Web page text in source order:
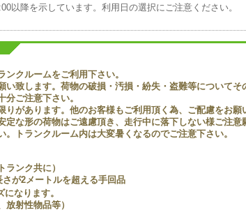
以降を示しています。利用日の選択にご注意ください。
クルームをご利用下さい。
い致します。荷物の破損・汚損・紛失・盗難等についてそ
ご注意下さい。
りがあります。他のお客様もご利用頂く為、ご配慮をお願
定な形の荷物はご遠慮頂き、走行中に落下しない様ご注意
。トランクルーム内は大変暑くなるのでご注意下さい。
ンク共に）
さが2メートルを超える手回品
なります。
放射性物品等）